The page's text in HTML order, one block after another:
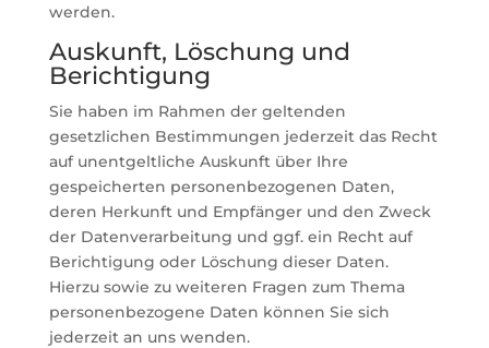
werden.
Auskunft, Löschung und
Berichtigung
Sie haben im Rahmen der geltenden
gesetzlichen Bestimmungen jederzeit das Recht
auf unentgeltliche Auskunft über Ihre
gespeicherten personenbezogenen Daten,
deren Herkunft und Empfänger und den Zweck
der Datenverarbeitung und ggf. ein Recht auf
Berichtigung oder Löschung dieser Daten.
Hierzu sowie zu weiteren Fragen zum Thema
personenbezogene Daten können Sie sich
jederzeit an uns wenden.